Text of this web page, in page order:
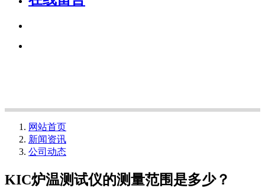
网站首页
新闻资讯
公司动态
KIC炉温测试仪的测量范围是多少？